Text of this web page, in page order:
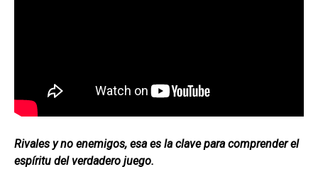
Rivales y no enemigos, esa es la clave para comprender el
espíritu del verdadero juego.